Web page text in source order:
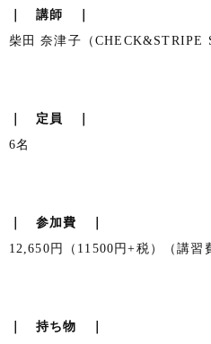
｜ 講師 ｜
柴田 奈津子（CHECK&STRIPE
｜ 定員 ｜
6名
｜ 参加費 ｜
12,650円（11500円+税）（講習
｜ 持ち物 ｜